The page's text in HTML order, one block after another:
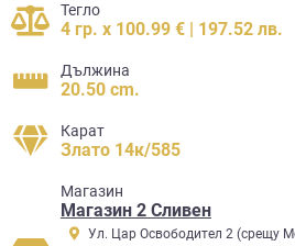
Тегло
4 гр. x 100.99 € | 197.52 лв.
Дължина
20.50 cm.
Карат
Злато 14к/585
Mагазин
Магазин 2 Сливен
Ул. Цар Освободител 2 (срещу